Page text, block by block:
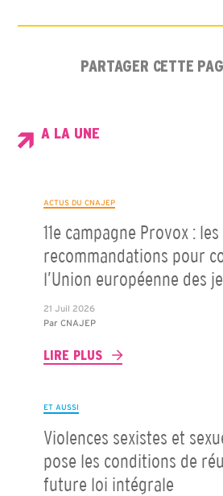
PARTAGER CETTE
A LA UNE
ACTUS DU CNAJEP
11e campagne Provox : les
recommandations pour
l’Union européenne des
21 Juil 2026
Par CNAJEP
LIRE PLUS
ET AUSSI
Violences sexistes et
pose les conditions de
future loi intégrale